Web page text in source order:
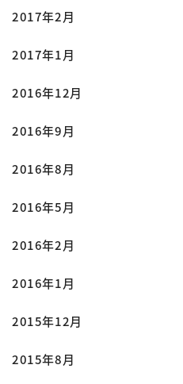
2017年2月
2017年1月
2016年12月
2016年9月
2016年8月
2016年5月
2016年2月
2016年1月
2015年12月
2015年8月